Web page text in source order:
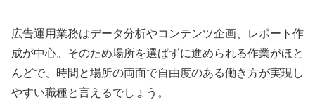
広告運用業務はデータ分析やコンテンツ企画、レポート作
成が中心。そのため場所を選ばずに進められる作業がほと
んどで、時間と場所の両面で自由度のある働き方が実現し
やすい職種と言えるでしょう。